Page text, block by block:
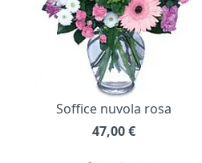
Soffice nuvola rosa
47,00€